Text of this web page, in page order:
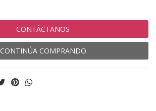
CONTÁCTANOS
CONTINÚA COMPRANDO